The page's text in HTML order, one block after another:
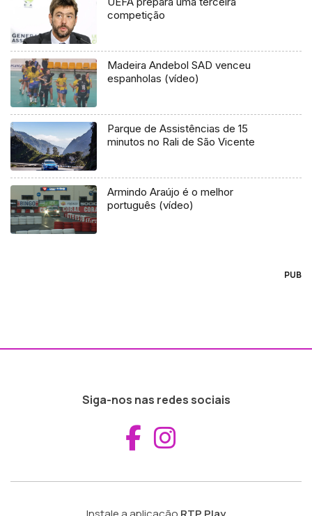
competição
Madeira Andebol SAD venceu
espanholas (vídeo)
Parque de Assistências de 15
minutos no Rali de São Vicente
Armindo Araújo é o melhor
português (vídeo)
PUB
Siga-nos nas redes sociais
Aceder ao